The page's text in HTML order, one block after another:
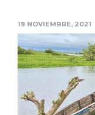
19 NOVIEMBRE, 2021